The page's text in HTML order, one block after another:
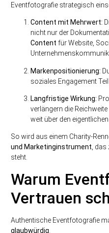
Eventfotografie strategisch
Content mit Mehrwert:
nicht nur der
Content für Website,
Markenpositionierung:
soziales Engagement
Langfristige Wirkung:
verlängern die
weit über den
So wird aus einem Charity-
und Marketinginstrument, das
steht.
Warum
Vertrauen
Authentische Eventfotografie
glaubwürdig